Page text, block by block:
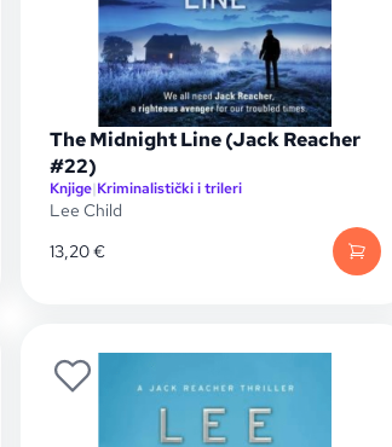
The Midnight Line (Jack Reacher
#22)
Knjige|Kriminalistički i trileri
Lee Child
13,20€